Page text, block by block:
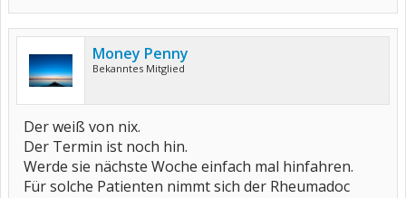
Money Penny
Bekanntes Mitglied
Der weiß von nix.
Der Termin ist noch hin.
Werde sie nächste Woche einfach mal hinfahren.
Für solche Patienten nimmt sich der Rheumadoc